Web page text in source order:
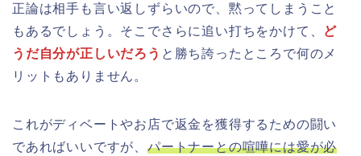
正論は相手も言い返しずらいので、黙ってしまうこと
もあるでしょう。そこでさらに追い打ちをかけて、 ど
うだ自分が正しいだろう と勝ち誇ったところで何のメ
リットもありません。
これがディベートやお店で返金を獲得するための闘い
であればいいですが、パートナーとの喧嘩には愛が必